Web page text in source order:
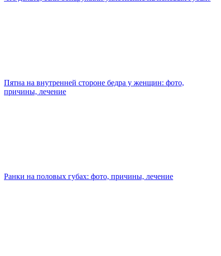
Пятна на внутренней стороне бедра у женщин: фото,
причины, лечение
Ранки на половых губах: фото, причины, лечение